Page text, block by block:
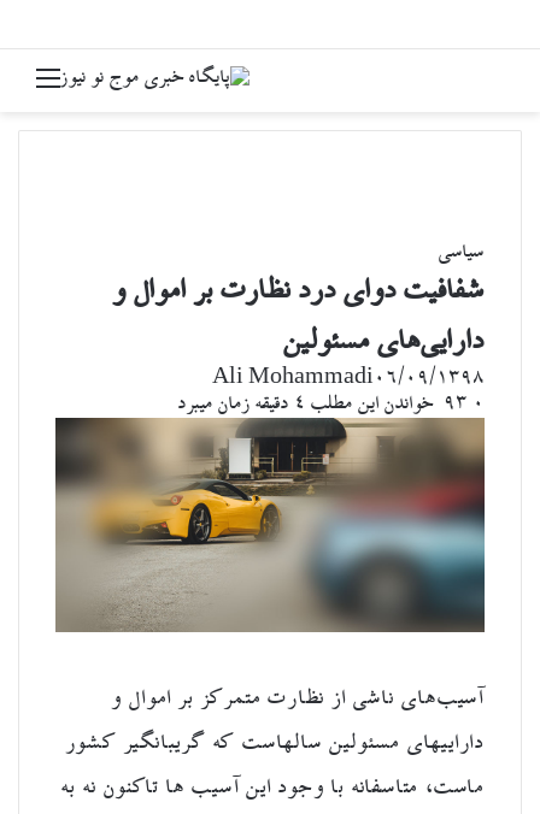
سیاسی
شفافیت دوای درد نظارت بر اموال و
دارایی‌های مسئولین
Ali Mohammadi ۰۶/۰۹/۱۳۹۸
۰
خواندن این مطلب 4 دقیقه زمان میبرد
آسیب‌های ناشی از نظارت متمرکز بر اموال و
دارایی‎های مسئولین سالهاست که گریبانگیر کشور
ماست، متاسفانه با وجود این آسیب ها تاکنون نه به